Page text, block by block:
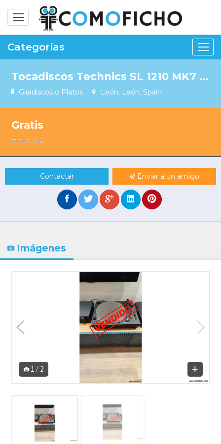
Alternar
navegación
Categorías
Tocadiscos Technics SL 1210 MK7 en color negro.
Giradiscos o Platos León, León, Spain
Gratis
Contactar Enviar a un amigo
Imágenes
1 / 2